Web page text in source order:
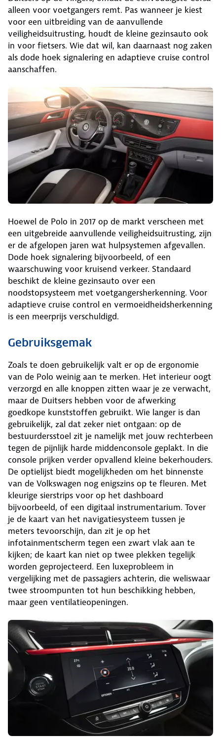
alleen voor voetgangers remt. Pas wanneer je kiest
voor een uitbreiding van de aanvullende
veiligheidsuitrusting, houdt de kleine gezinsauto ook
in voor fietsers. Wie dat wil, kan daarnaast nog zaken
als dode hoek signalering en adaptieve cruise control
aanschaffen.
Hoewel de Polo in 2017 op de markt verscheen met
een uitgebreide aanvullende veiligheidsuitrusting, zijn
er de afgelopen jaren wat hulpsystemen afgevallen.
Dode hoek signalering bijvoorbeeld, of een
waarschuwing voor kruisend verkeer. Standaard
beschikt de kleine gezinsauto over een
noodstopsysteem met voetgangersherkenning. Voor
adaptieve cruise control en vermoeidheidsherkenning
is een meerprijs verschuldigd.
Gebruiksgemak
Zoals te doen gebruikelijk valt er op de ergonomie
van de Polo weinig aan te merken. Het interieur oogt
verzorgd en alle knoppen zitten waar je ze verwacht,
maar de Duitsers hebben voor de afwerking
goedkope kunststoffen gebruikt. Wie langer is dan
gebruikelijk, zal dat zeker niet ontgaan: op de
bestuurdersstoel zit je namelijk met jouw rechterbeen
tegen de pijnlijk harde middenconsole geplakt. In die
console prijken verder opvallend kleine bekerhouders.
De optielijst biedt mogelijkheden om het binnenste
van de Volkswagen nog enigszins op te fleuren. Met
kleurige sierstrips voor op het dashboard
bijvoorbeeld, of een digitaal instrumentarium. Tover
je de kaart van het navigatiesysteem tussen je
meters tevoorschijn, dan zit je op het
infotainmentscherm tegen een zwart vlak aan te
kijken; de kaart kan niet op twee plekken tegelijk
worden geprojecteerd. Een luxeprobleem in
vergelijking met de passagiers achterin, die weliswaar
twee stroompunten tot hun beschikking hebben,
maar geen ventilatieopeningen.